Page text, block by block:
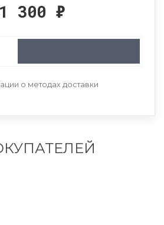
1 300 ₽
о методах доставки